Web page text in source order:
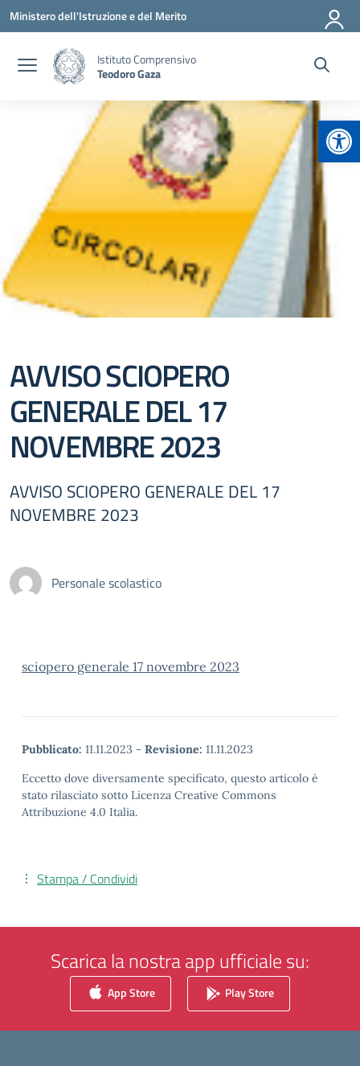
Vai ai contenuti
Vai al menu di navigazione
Vai al footer
Ministero dell'Istruzione e del Merito
Istituto Comprensivo
Teodoro Gaza
AVVISO SCIOPERO
GENERALE DEL 17
NOVEMBRE 2023
AVVISO SCIOPERO GENERALE DEL 17
NOVEMBRE 2023
Personale scolastico
sciopero generale 17 novembre 2023
Pubblicato: 11.11.2023 - Revisione: 11.11.2023
Eccetto dove diversamente specificato, questo articolo è
stato rilasciato sotto Licenza Creative Commons
Attribuzione 4.0 Italia.
Stampa / Condividi
Scarica la nostra app ufficiale su:
App Store Play Store